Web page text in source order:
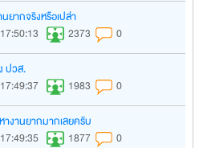
ยากจริงหรือเปล่า
2373
0
ปวส.
1983
0
งานยากมากเลยครับ
1877
0